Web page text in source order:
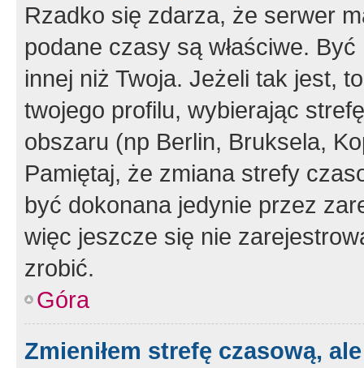
Rzadko się zdarza, że serwer
podane czasy są właściwe.
innej niż Twoja. Jeżeli tak jest,
twojego profilu, wybierając
obszaru (np Berlin, Bruksela,
Pamiętaj, że zmiana strefy
być dokonana jedynie przez
więc jeszcze się nie
zrobić.
Góra
Zmieniłem strefę czasową,